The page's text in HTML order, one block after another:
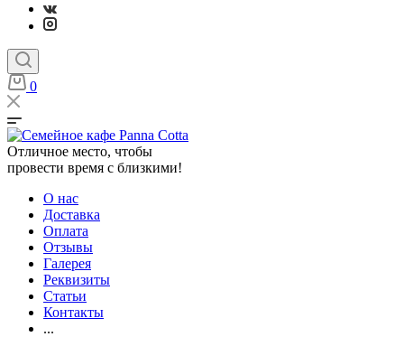
0
Отличное место, чтобы
провести время с близкими!
О нас
Доставка
Оплата
Отзывы
Галерея
Реквизиты
Статьи
Контакты
...